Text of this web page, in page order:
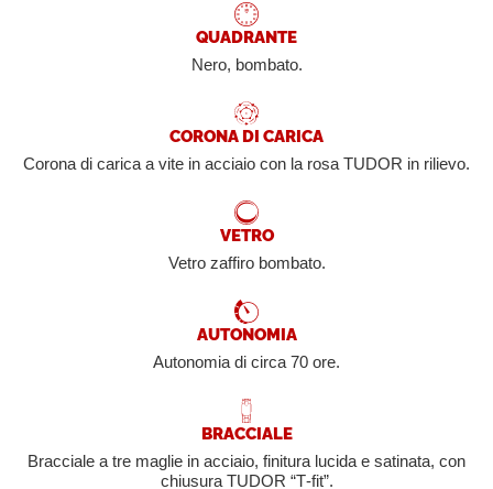
QUADRANTE
Nero, bombato.
CORONA DI CARICA
Corona di carica a vite in acciaio con la rosa TUDOR in rilievo.
VETRO
Vetro zaffiro bombato.
AUTONOMIA
Autonomia di circa 70 ore.
BRACCIALE
Bracciale a tre maglie in acciaio, finitura lucida e satinata, con
chiusura TUDOR “T‑fit”.